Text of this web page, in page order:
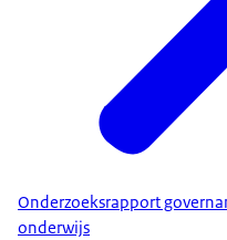
Onderzoeksrapport
onderwijs